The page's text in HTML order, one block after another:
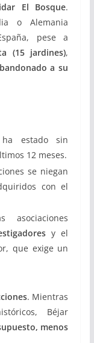
El Bosque.
o Alemania
pese a
(15 jardines),
a su
estado sin
12 meses.
se niegan
con el
asociaciones
y el
que exige un
. Mientras
Béjar
menos